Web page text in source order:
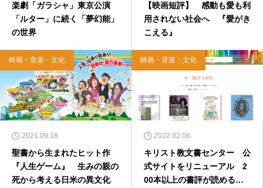
楽劇「ガラシャ」東京公演
「ルター」に続く「夢幻能」
の世界
【映画短評】 感動も愛も利
用されない社会へ 『愛がき
こえる』
映画・音楽・文化
2021.09.18
聖書から生まれたヒット作
『人生ゲーム』 生みの親の
死から考える日米の異文化
映画・音楽・文化
2022.02.06
キリスト教文書センター 公
式サイトをリニューアル 2
00本以上の書評が読める総